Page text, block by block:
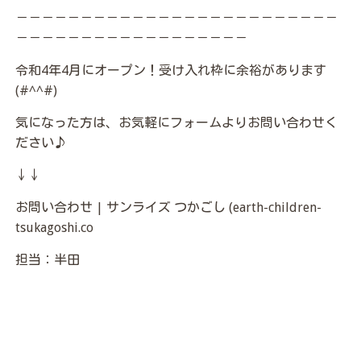
－－－－－－－－－－－－－－－－－－－－－－－－－
－－－－－－－－－－－－－－－－－－
令和4年4月にオープン！受け入れ枠に余裕があります
(#^^#)
気になった方は、お気軽にフォームよりお問い合わせく
ださい♪
↓↓
お問い合わせ | サンライズ つかごし (earth-children-
tsukagoshi.co
担当：半田